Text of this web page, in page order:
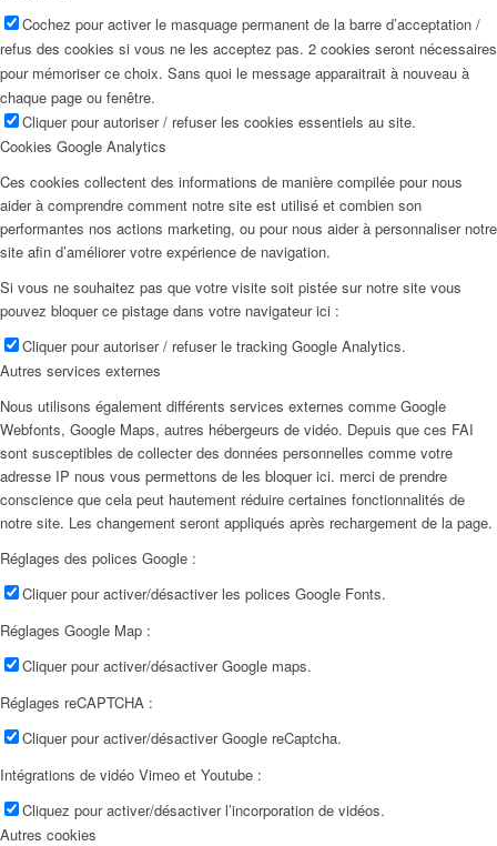
Cochez pour activer le masquage permanent de la barre d’acceptation /
refus des cookies si vous ne les acceptez pas. 2 cookies seront nécessaires
pour mémoriser ce choix. Sans quoi le message apparaitrait à nouveau à
chaque page ou fenêtre.
Cliquer pour autoriser / refuser les cookies essentiels au site.
Cookies Google Analytics
Ces cookies collectent des informations de manière compilée pour nous
aider à comprendre comment notre site est utilisé et combien son
performantes nos actions marketing, ou pour nous aider à personnaliser notre
site afin d’améliorer votre expérience de navigation.
Si vous ne souhaitez pas que votre visite soit pistée sur notre site vous
pouvez bloquer ce pistage dans votre navigateur ici :
Cliquer pour autoriser / refuser le tracking Google Analytics.
Autres services externes
Nous utilisons également différents services externes comme Google
Webfonts, Google Maps, autres hébergeurs de vidéo. Depuis que ces FAI
sont susceptibles de collecter des données personnelles comme votre
adresse IP nous vous permettons de les bloquer ici. merci de prendre
conscience que cela peut hautement réduire certaines fonctionnalités de
notre site. Les changement seront appliqués après rechargement de la page.
Réglages des polices Google :
Cliquer pour activer/désactiver les polices Google Fonts.
Réglages Google Map :
Cliquer pour activer/désactiver Google maps.
Réglages reCAPTCHA :
Cliquer pour activer/désactiver Google reCaptcha.
Intégrations de vidéo Vimeo et Youtube :
Cliquez pour activer/désactiver l’incorporation de vidéos.
Autres cookies